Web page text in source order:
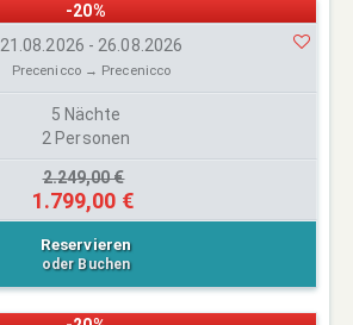
-20%
21.08.2026 - 26.08.2026
Precenicco → Precenicco
5 Nächte
2 Personen
2.249,00 €
1.799,00 €
Reservieren
oder Buchen